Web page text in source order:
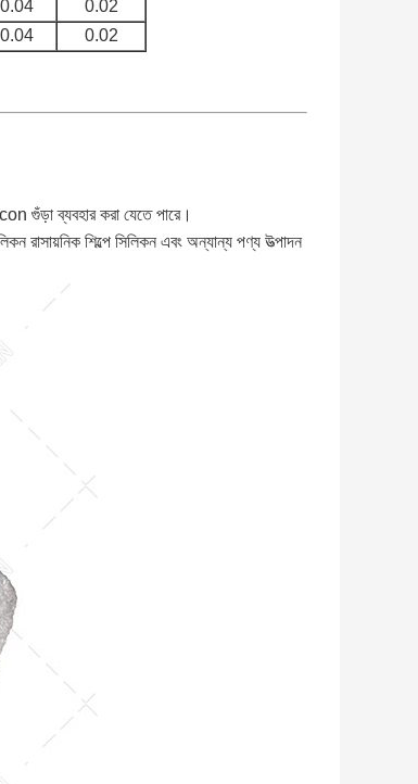
0.04
0.02
0.04 0.02
গুঁড়া ব্যবহার করা যেতে পারে।
রাসায়নিক শিল্পে সিলিকন এবং অন্যান্য পণ্য উত্পাদন